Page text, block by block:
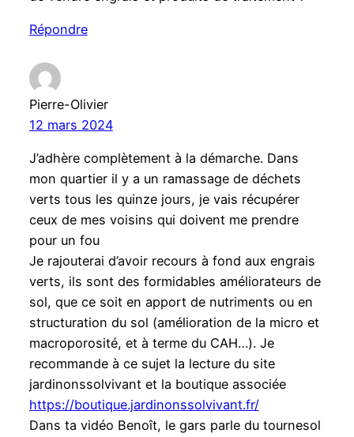
Répondre
Pierre-Olivier
12 mars 2024
J’adhère complètement à la démarche. Dans
mon quartier il y a un ramassage de déchets
verts tous les quinze jours, je vais récupérer
ceux de mes voisins qui doivent me prendre
pour un fou
Je rajouterai d’avoir recours à fond aux engrais
verts, ils sont des formidables améliorateurs de
sol, que ce soit en apport de nutriments ou en
structuration du sol (amélioration de la micro et
macroporosité, et à terme du CAH…). Je
recommande à ce sujet la lecture du site
jardinonssolvivant et la boutique associée
https://boutique.jardinonssolvivant.fr/
Dans ta vidéo Benoît, le gars parle du tournesol